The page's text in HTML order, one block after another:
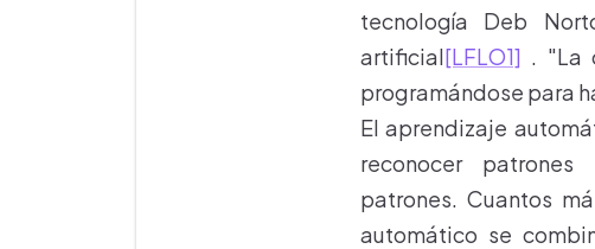
tecnología Deb
artificial[LFLO1] . "La
programándose para
El aprendizaje
reconocer
patrones. Cuantos
automático se